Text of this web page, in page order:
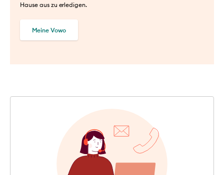
Hause aus zu erledigen.
Meine Vowo